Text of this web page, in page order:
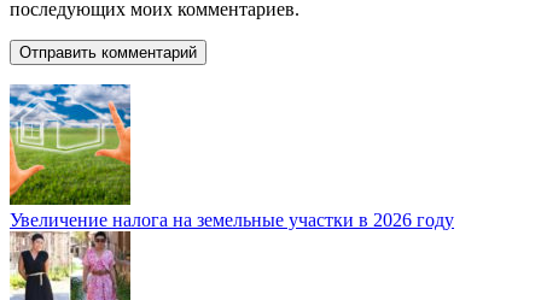
последующих моих комментариев.
Увеличение налога на земельные участки в 2026 году